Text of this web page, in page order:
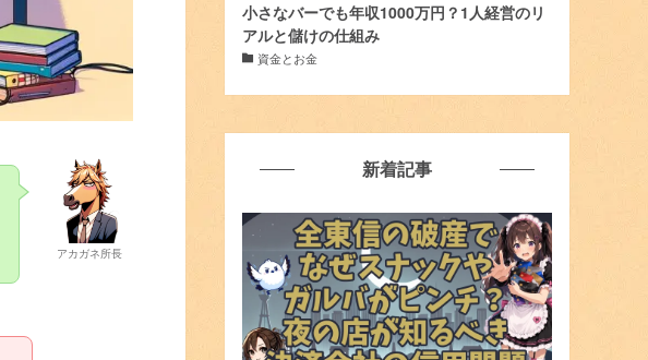
アカガネ所長
小さなバーでも年収1000万円？1人経営のリ
アルと儲けの仕組み
資金とお金
新着記事